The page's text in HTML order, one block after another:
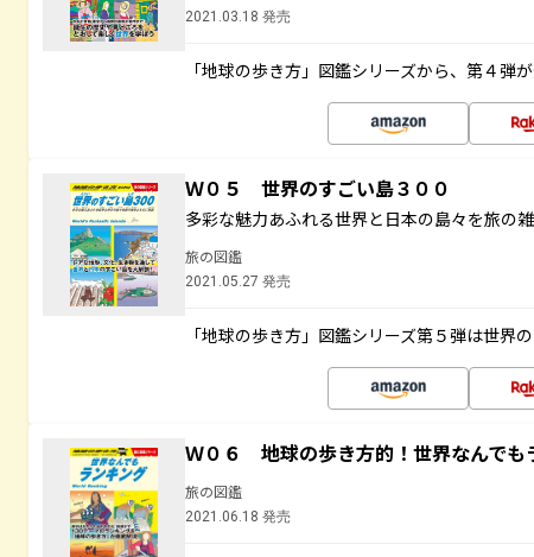
2021.03.18 発売
「地球の歩き方」図鑑シリーズから、第４弾が
Ｗ０５ 世界のすごい島３００
多彩な魅力あふれる世界と日本の島々を旅の
旅の図鑑
2021.05.27 発売
「地球の歩き方」図鑑シリーズ第５弾は世界の
Ｗ０６ 地球の歩き方的！世界なんでも
旅の図鑑
2021.06.18 発売